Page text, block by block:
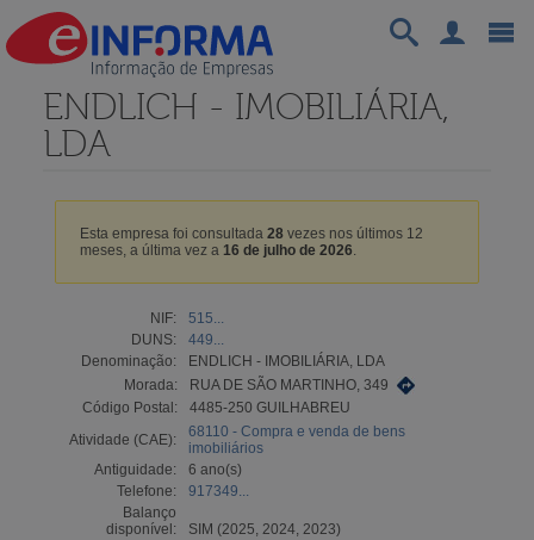
ENDLICH - IMOBILIÁRIA,
LDA
Esta empresa foi consultada 28vezes nos últimos 12
meses, a última vez a 16 de julho de 2026.
NIF:
515...
DUNS:
449...
Denominação:
ENDLICH - IMOBILIÁRIA, LDA
Morada:
RUA DE SÃO MARTINHO, 349
Código Postal:
4485-250 GUILHABREU
Atividade (CAE):
68110 - Compra e venda de bens
imobiliários
Antiguidade:
6 ano(s)
Telefone:
917349...
Balanço
disponível:
SIM (2025, 2024, 2023)